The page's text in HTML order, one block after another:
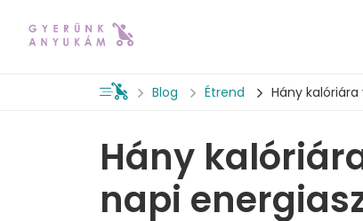
Blog Étrend Hány
Hány
napi